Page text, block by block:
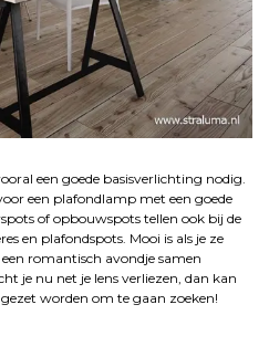
een goede basisverlichting nodig.
een plafondlamp met een goede
of opbouwspots tellen ook bij de
en plafondspots. Mooi is als je ze
romantisch avondje samen
je nu net je lens verliezen, dan kan
worden om te gaan zoeken!